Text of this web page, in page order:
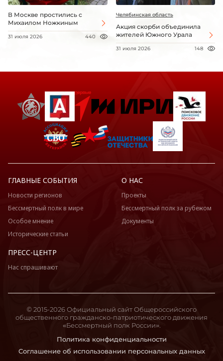
В Москве простились с
Михаилом Ножкиным
31 июля 2026 440
Челябинская область
Акция скорби объединила
жителей Южного Урала
31 июля 2026 148
ГЛАВНЫЕ СОБЫТИЯ
Новости регионов
Бессмертный полк в мире
Особое мнение
Исторические статьи
О НАС
Проекты
Бессмертный полк за рубежом
Документы
ПРЕСС-ЦЕНТР
Нас спрашивают
Политика конфиденциальности
Соглашение об использовании персональных данных
© 2015-2026 Официальный сайт Общероссийского
общественного гражданско-патриотического движения
«Бессмертный полк России».